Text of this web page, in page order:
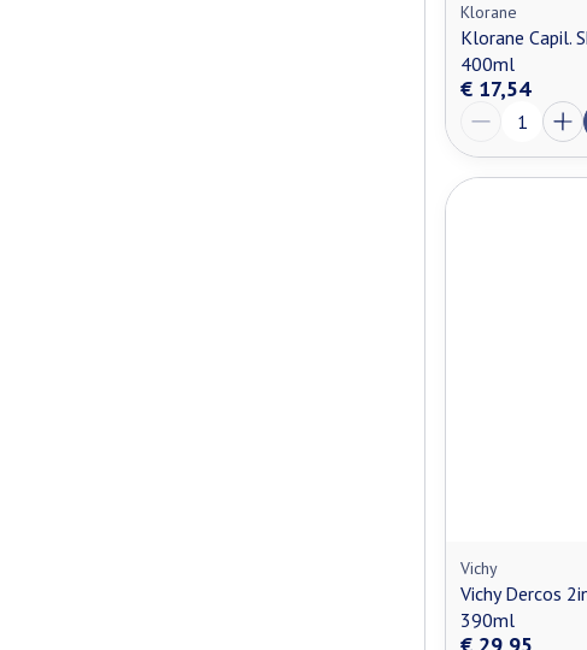
Klorane
Klorane Capil.
400ml
€ 17,54
Vichy
Vichy Dercos
390ml
€ 29,95